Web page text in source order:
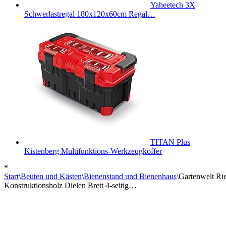
Yaheetech 3X
Schwerlastregal 180x120x60cm Regal…
TITAN Plus
Kistenberg Multifunktions-Werkzeugkoffer
*
Start\Beuten und Kästen\Bienenstand und Bienenhaus\Gartenwelt
Konstruktionsholz Dielen Brett 4-seitig…